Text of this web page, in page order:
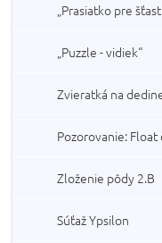
„Prasiatko pre
„Puzzle - vidiek“
Zvieratká na
Pozorovanie: Float
Zloženie pôdy 2.B
Súťaž Ypsilon